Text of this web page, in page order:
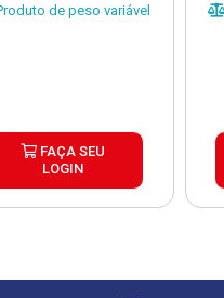
de peso variável
FAÇA SEU
LOGIN